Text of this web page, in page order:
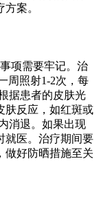
案。
项需要牢记。治
周照射1-2次，每
据患者的皮肤光
肤反应，如红斑或
消退。如果出现
就医。治疗期间要
做好防晒措施至关